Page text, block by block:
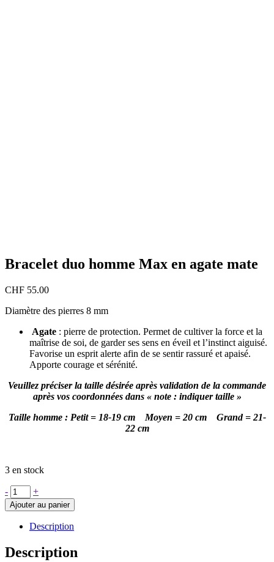
Bracelet duo homme Max en agate mate
CHF 55.00
Diamètre des pierres 8 mm
Agate : pierre de protection. Permet de cultiver la force et la
maîtrise de soi, de garder ses sens en éveil et l’instinct aiguisé.
Favorise un esprit alerte afin de se sentir rassuré et apaisé.
Apporte courage et sérénité.
Veuillez préciser la taille désirée après validation de la commande
après vos coordonnées dans « note : indiquer taille »
Taille homme : Petit = 18-19 cm Moyen = 20 cm Grand = 21-
22 cm
3 en stock
- quantité
de
Bracelet
duo
homme
Max
en
+
Ajouter au panier
Description
Description